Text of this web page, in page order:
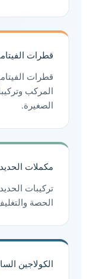
قطرات
قطرات
المركب
الصغيرة.
مكملات
تركيبات
الحصة
الكولاجين